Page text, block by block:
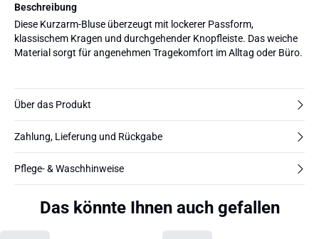
Beschreibung
Diese Kurzarm-Bluse überzeugt mit lockerer Passform,
klassischem Kragen und durchgehender Knopfleiste. Das weiche
Material sorgt für angenehmen Tragekomfort im Alltag oder Büro.
Über das Produkt
Zahlung, Lieferung und Rückgabe
Pflege- & Waschhinweise
Das könnte Ihnen auch gefallen